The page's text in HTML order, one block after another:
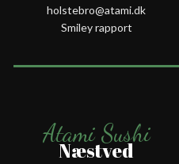
holstebro@atami.dk
Smiley rapport
Atami Sushi
Næstved